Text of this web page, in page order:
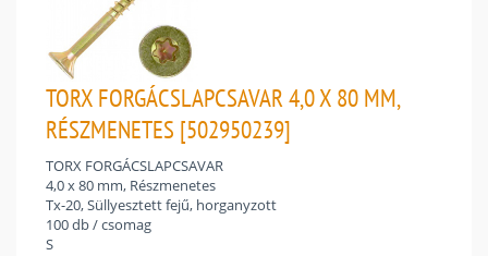
TORX FORGÁCSLAPCSAVAR 4,0 X 80 MM,
RÉSZMENETES [502950239]
TORX FORGÁCSLAPCSAVAR
4,0 x 80 mm, Részmenetes
Tx-20, Süllyesztett fejű, horganyzott
100 db / csomag
S